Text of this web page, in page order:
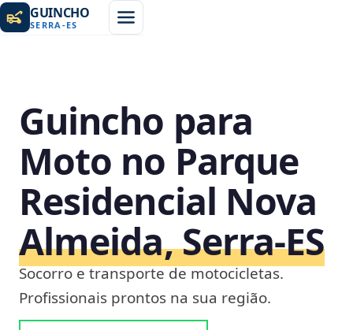
GUINCHO
SERRA -ES
Guincho para
Moto no Parque
Residencial Nova
Almeida, Serra‑ES
Socorro e transporte de motocicletas.
Profissionais prontos na sua região.